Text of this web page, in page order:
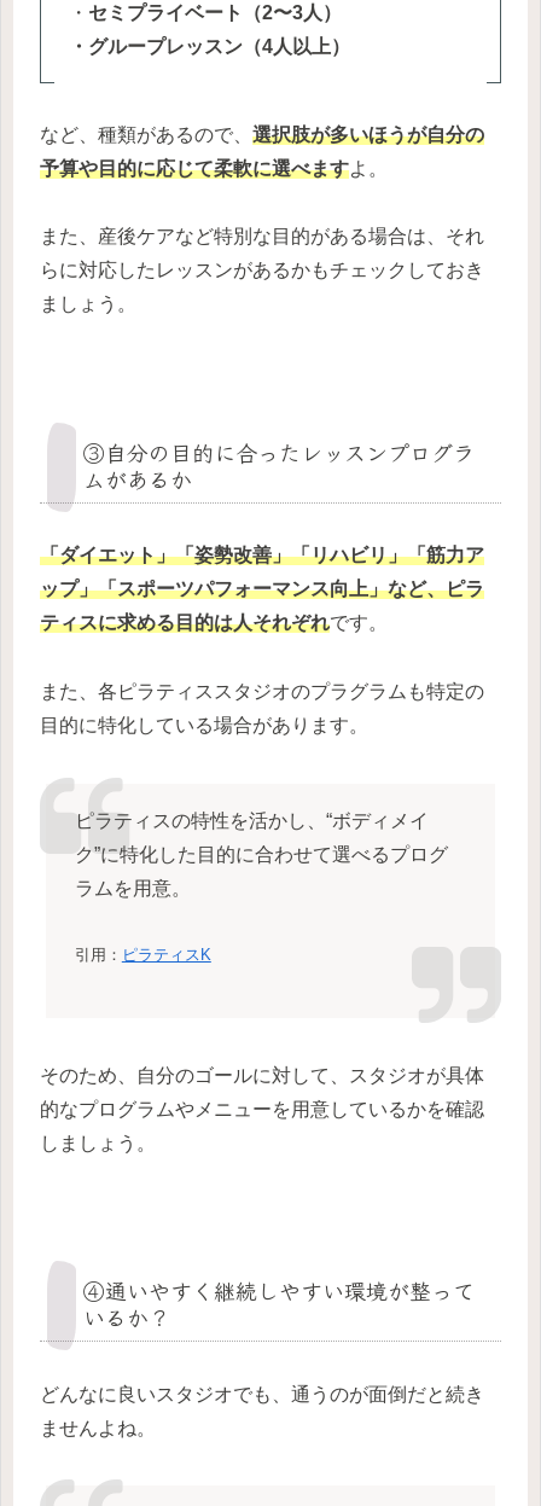
・ セミプライベート（2〜3人）
・グループレッスン（4人以上）
など、種類があるので、 選択肢が多いほうが自分の
予算や目的に応じて柔軟に選べますよ。
また、産後ケアなど特別な目的がある場合は、それ
らに対応したレッスンがあるかもチェックしておき
ましょう。
③自分の目的に合ったレッスンプログラ
ムがあるか
「ダイエット」「姿勢改善」「リハビリ」「筋力ア
ップ」「スポーツパフォーマンス向上」など、ピラ
ティスに求める目的は人それぞれです。
また、各ピラティススタジオのプラグラムも特定の
目的に特化している場合があります。
ピラティスの特性を活かし、“ボディメイ
ク”に特化した目的に合わせて選べるプログ
ラムを用意。
引用： ピラティスK
そのため、自分のゴールに対して、スタジオが具体
的なプログラムやメニューを用意しているかを確認
しましょう。
④通いやすく継続しやすい環境が整って
いるか？
どんなに良いスタジオでも、通うのが面倒だと続き
ませんよね。